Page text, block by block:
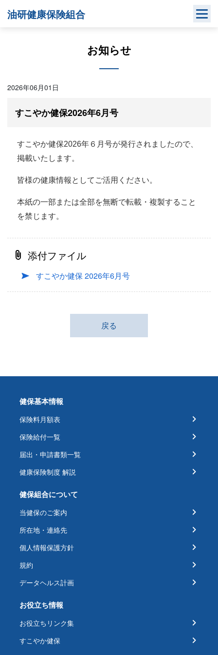
油研健康保険組合
お知らせ
2026年06月01日
すこやか健保2026年6月号
すこやか健保2026年６月号が発行されましたので、
掲載いたします。
皆様の健康情報としてご活用ください。
本紙の一部または全部を無断で転載・複製すること
を禁じます。
添付ファイル
すこやか健保 2026年6月号
戻る
健保基本情報
保険料月額表
保険給付一覧
届出・申請書類一覧
健康保険制度 解説
健保組合について
当健保のご案内
所在地・連絡先
個人情報保護方針
規約
データヘルス計画
お役立ち情報
お役立ちリンク集
すこやか健保